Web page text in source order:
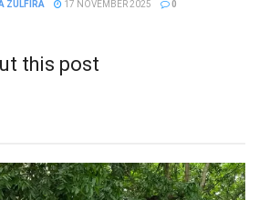
ZULFIRA 17 NOVEMBER 2025 0
this post